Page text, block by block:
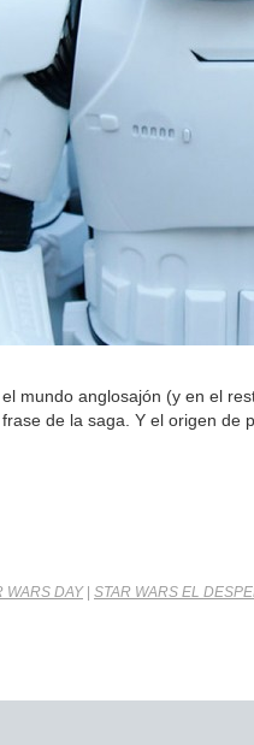
mundo anglosajón (y en el
de la saga. Y el origen
WARS DAY| STAR WARS EL